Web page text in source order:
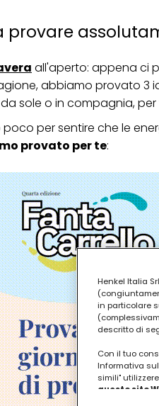
provare
all'aperto: appena ci
abbiamo provato 3
sole o in compagnia,
per sentire che le
provato per te:
Henkel Italia
in particolare
descritto di
Con il tuo
Informativa
simili"
questo sito